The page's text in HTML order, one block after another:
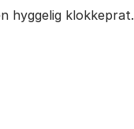
hyggelig klokkeprat.